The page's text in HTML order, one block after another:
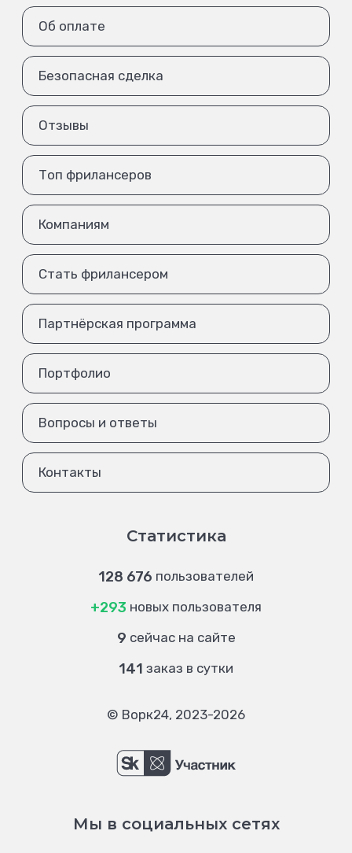
Об оплате
Безопасная сделка
Отзывы
Топ фрилансеров
Компаниям
Стать фрилансером
Партнёрская программа
Портфолио
Вопросы и ответы
Контакты
Статистика
128 676 пользователей
+293 новых пользователя
9 сейчас на сайте
141 заказ в сутки
© Ворк24, 2023-2026
Мы в социальных сетях